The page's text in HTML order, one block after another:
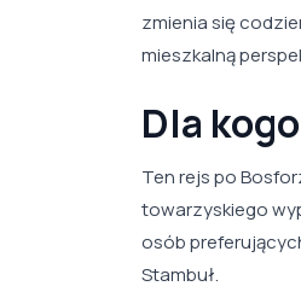
zmienia się
mieszkalną
Dla
Ten rejs po
towarzyskiego
osób
Stambuł.